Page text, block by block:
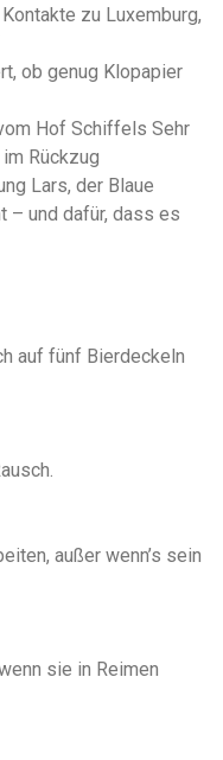
zu Luxemburg,
ob genug Klopapier
Hof Schiffels Sehr
Rückzug
Lars, der Blaue
– und dafür, dass es
auf fünf Bierdeckeln
außer wenn’s sein
sie in Reimen